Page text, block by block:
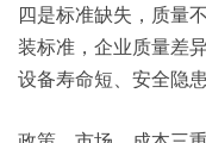
四是标准缺失，质量
装标准，企业质量差
设备寿命短、安全隐